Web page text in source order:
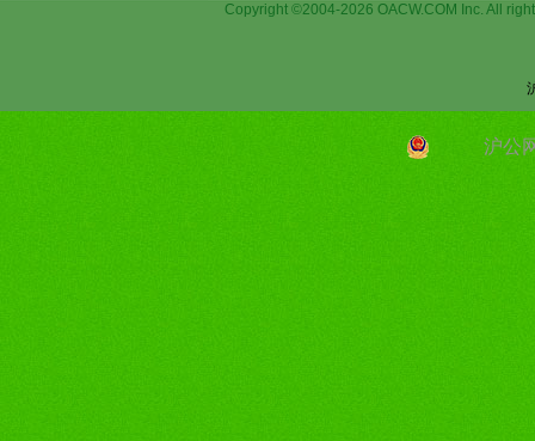
Copyright ©2004-2026 OACW.COM Inc. All
沪公